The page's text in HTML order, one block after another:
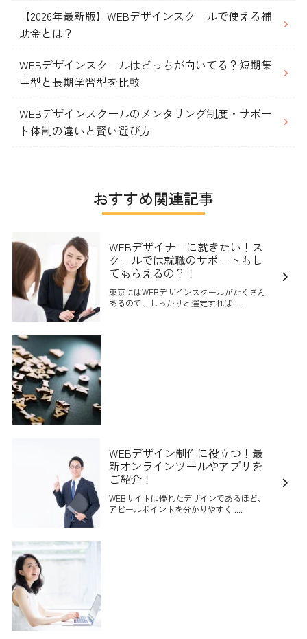
【2026年最新版】WEBデザインスクールで使える補
助金とは？
WEBデザインスクールはどっちが向いてる？短期集
中型と長期学習型を比較
WEBデザインスクールのメンタリング制度・サポー
ト体制の違いと賢い選び方
おすすめ関連記事
WEBデザイナーに就きたい！ス
クールでは就職のサポートもし
てもらえるの？！
東京にはWEBデザインスクールがたくさん
あるので、しっかりと選定すれば ....
WEBデザイン制作に役立つ！最
新オンラインツールやアプリを
ご紹介！
WEBサイトは優れたデザインであるほど、
アピールポイントを分かりやすく ....